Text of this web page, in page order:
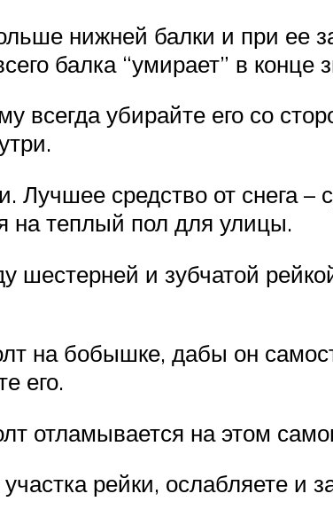
нижней балки и при ее
балка “умирает” в
всегда убирайте его со
средство от снега –
на теплый пол для улицы.
и зубчатой
на бобышке, дабы он
его.
отламывается на этом
рейки, ослабляете и